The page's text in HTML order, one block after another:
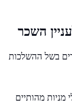
השכר
בשל ההשלכות
מניות מהותיים